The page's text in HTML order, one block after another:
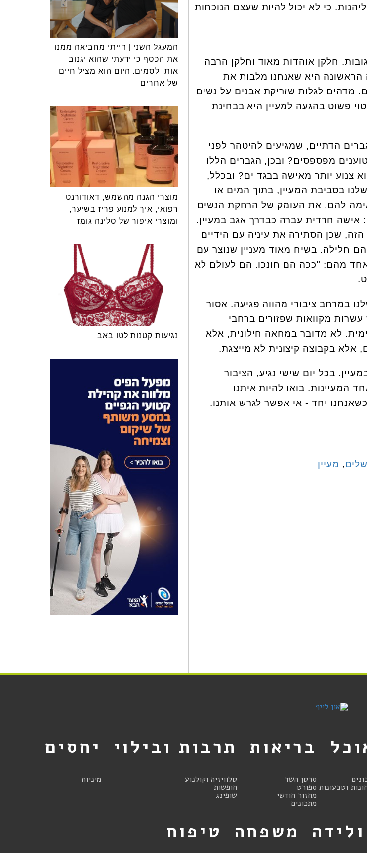
כי לא יכול להיות שעצם הנוכחות
חלקן אוהדות מאוד וחלקן הרבה
הראשונה היא שאנחנו מלבות את
מדהים לגלות שזריקת אבנים על נשים
פשוט בהגעה למעיין היא בבחינת
הדתיים, שמגיעים להיטהר לפני
מפספסים? ובכן, הגברים הללו
צנוע יותר מאישה בבגד ים? ובכלל,
בסביבת המעיין, בתוך המים או
להם. את העומק של הרחקת הנשים
אישה חרדית עברה כבדרך אגב במעיין.
שכן הסתירה את עיניה עם הידיים
חלילה. בשיח מאוד מעניין שנוצר עם
מהם: "ככה הם חונכו. הם לעולם לא
במרחב ציבורי מהווה פגיעה. אסור
עשרות מקוואות שפזורים ברחבי
לא מדובר במחאה חילונית, אלא
בקבוצה קיצונית לא מייצגת.
בכל יום שישי נגיע, הציבור
המעיינות. בואו להיות איתנו
יחד - אי אפשר לגרש אותנו.
, מעיין
המעגל השני | הייתי מחביאה ממנו
את הכסף כי ידעתי שהוא יגנוב
אותו לסמים. היום הוא מציל חיים
של אחרים
מוצרי הגנה מהשמש, דאודורנט
רפואי, איך למנוע פריז בשיער,
ומוצרי איפור של סלינה גומז
נגיעות קטנות לטו באב
וטבעונות
בריאות
סרטן השד
ספורט
מחזור חודשי
מתכונים
תרבות ובילוי
טלוויזיה וקולנוע
חופשות
שופינג
יחסים
מיניות
משפחה טיפוח